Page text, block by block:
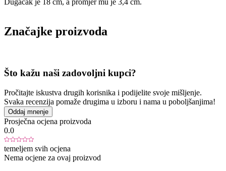
Značajke proizvoda
Što kažu naši zadovoljni kupci?
Pročitajte iskustva drugih korisnika i podijelite svoje mišljenje.
Svaka recenzija pomaže drugima u izboru i nama u poboljšanjima!
Oddaj mnenje
Prosječna ocjena proizvoda
0.0
temeljem svih ocjena
Nema ocjene za ovaj proizvod